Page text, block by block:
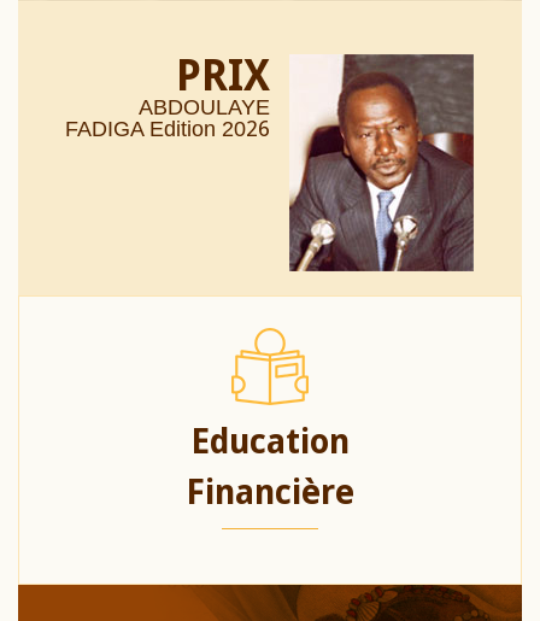
PRIX
ABDOULAYE
FADIGA Edition 2026
Education
Financière